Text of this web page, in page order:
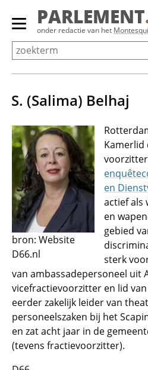
Overslaan
Primair
menu
tonen/verbergen
PARLEMENT
onder redactie van het
S. (Salima) Belhaj
bron: Website
D66.nl
Kamerlid
en
actief als
en
gebied
sterk
van ambassadepersoneel uit
vicefractievoorzitter en lid
eerder zakelijk leider van
personeelszaken bij het
en zat acht jaar in de
(tevens fractievoorzitter).